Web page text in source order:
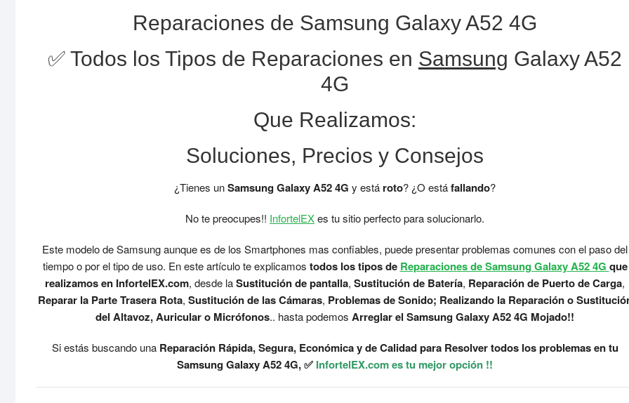
Reparaciones de Samsung Galaxy A52 4G
✅ Todos los Tipos de Reparaciones en Samsung Galaxy A52
4G
Que Realizamos:
Soluciones, Precios y Consejos
¿Tienes unSamsung Galaxy A52 4G y está roto? ¿O estáfallando?
No te preocupes!! InfortelEXes tu sitio perfecto para solucionarlo.
Este modelo de Samsung aunque es de los Smartphones mas confiables, puede presentar problemas comunes con el paso del
tiempo o por el tipo de uso. En este artículo te explicamos todos los tipos de Reparaciones de Samsung Galaxy A52 4G que
realizamos en InfortelEX.com, desde laSustitución de pantalla, Sustitución de Batería, Reparación de Puerto de Carga,
Reparar la Parte Trasera Rota, Sustitución de las Cámaras, Problemas de Sonido; Realizando la Reparación o
del Altavoz, Auricular o Micrófonos.. hasta podemos Arreglar el Samsung Galaxy A52 4G Mojado!!
Si estás buscando una Reparación Rápida, Segura, Económica y de Calidad para Resolver todos los problemas en tu
Samsung Galaxy A52 4G, ✅ InfortelEX.com es tu mejor opción !!